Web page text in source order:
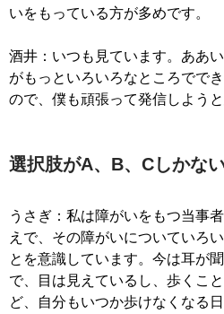
いをもっている方が多めです。
酒井：いつも見ています。ああ
がもっといろいろなところでで
ので、僕も頑張って発信しようと
選択肢がA、B、Cしかな
うさぎ：私は障がいをもつ当事
えで、その障がいについていろ
とを意識しています。今は耳が
で、目は見えているし、歩くこ
ど、自分もいつか歩けなくなる